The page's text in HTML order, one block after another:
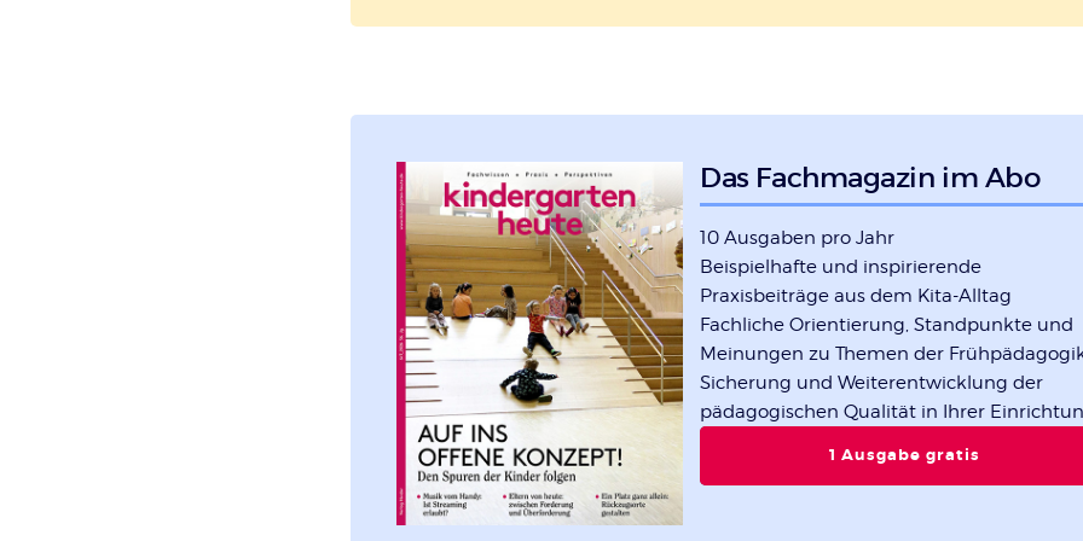
Das Fachmagazin im Abo
10 Ausgaben pro Jahr
Beispielhafte und inspirierende
Praxisbeiträge aus dem Kita-Alltag
Fachliche Orientierung, Standpunkte und
Meinungen zu Themen der
Sicherung und Weiterentwicklung der
pädagogischen Qualität in Ihrer
1 Ausgabe gratis